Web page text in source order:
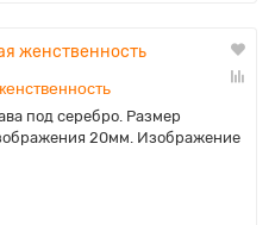
под серебро. Размер
20мм. Изображение